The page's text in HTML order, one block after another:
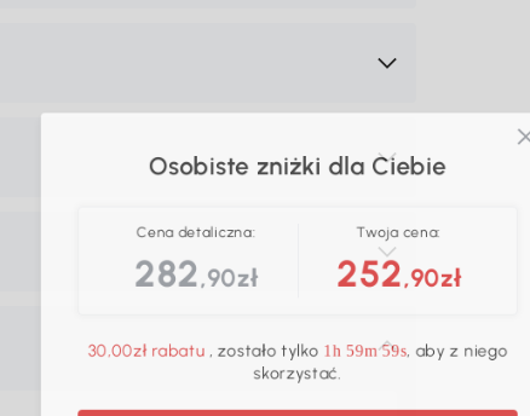
282,90zł 252,90zł
30,00zł rabatu, zostało tylko1h 59m 59s, aby z
skorzystać.